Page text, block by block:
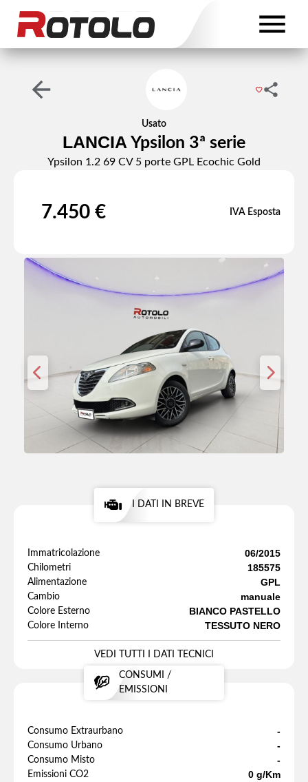
Usato
LANCIA Ypsilon 3ª serie
Ypsilon 1.2 69 CV 5 porte GPL Ecochic Gold
7.450 € IVA Esposta
I DATI IN BREVE
Immatricolazione 06/2015
Chilometri 185575
Alimentazione GPL
Cambio manuale
Colore Esterno BIANCO PASTELLO
Colore Interno TESSUTO NERO
VEDI TUTTI I DATI TECNICI
CONSUMI /
EMISSIONI
Consumo Extraurbano -
Consumo Urbano -
Consumo Misto -
Emissioni CO2 0 g/Km